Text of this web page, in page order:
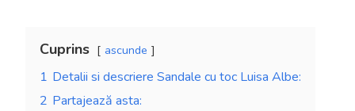
Cuprins ascunde
1 Detalii si descriere Sandale cu toc Luisa Albe:
2 Partajează asta: